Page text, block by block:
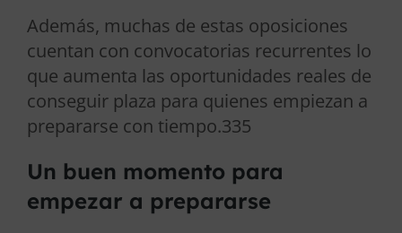
Además, muchas de estas oposiciones
cuentan con convocatorias recurrentes lo
que aumenta las oportunidades reales de
conseguir plaza para quienes empiezan a
prepararse con tiempo.335
Un buen momento para
empezar a prepararse